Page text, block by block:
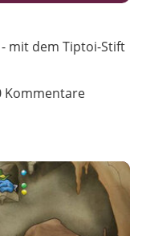
mit dem Tiptoi-Stift
Kommentare